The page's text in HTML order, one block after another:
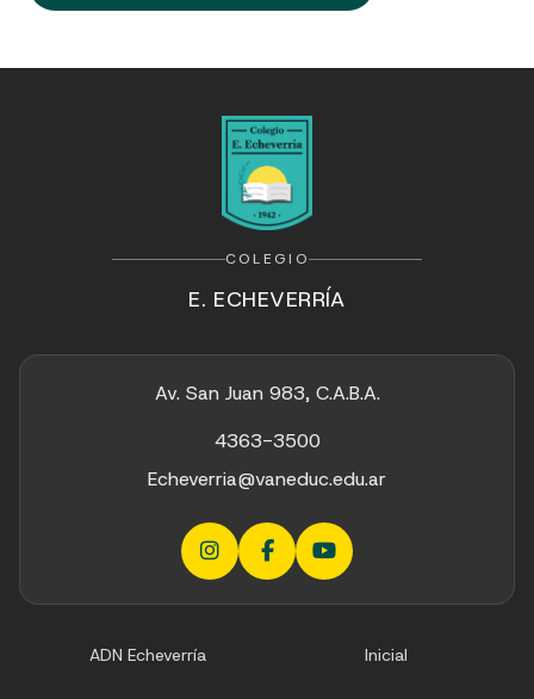
COLEGIO
E. ECHEVERRÍA
Av. San Juan 983, C.A.B.A.
4363-3500
Echeverria@vaneduc.edu.ar
ADN Echeverría Inicial